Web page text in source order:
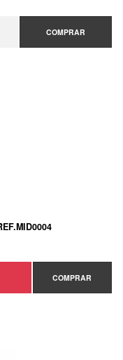
COMPRAR
COMPRAR